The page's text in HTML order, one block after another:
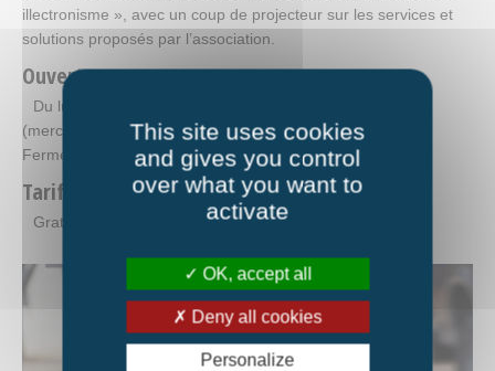
illectronisme », avec un coup de projecteur sur les services et
solutions proposés par l’association.
Ouverture
Du lundi au vendredi de 9h à 12h et de 13h30 à 17h30
(mercredi 18h).
Fermé le mardi et vendredi après-midi.
Tarifs
Gratuit
This site uses cookies
and gives you control
over what you want to
activate
OK, accept all
Deny all cookies
Personalize